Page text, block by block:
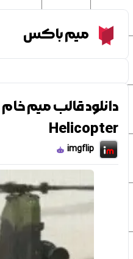
Meme Boxمیم باکس
Helicopter
imgflip